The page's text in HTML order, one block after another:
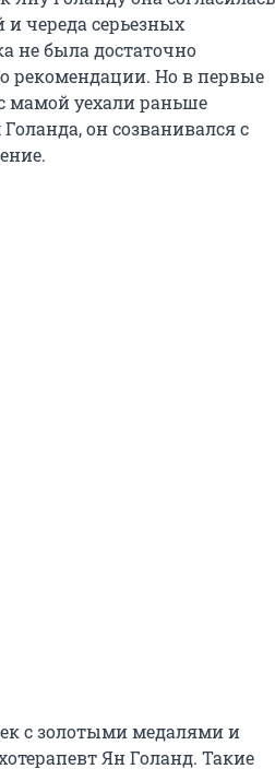
и череда серьезных
не была достаточно
рекомендации. Но в первые
мамой уехали раньше
он созванивался с
с золотыми медалями и
Ян Голанд. Такие